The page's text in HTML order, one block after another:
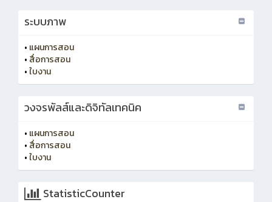
ระบบภาพ
• แผนการสอน
• สื่อการสอน
•ใบงาน
วงจรพัลส์และดิจิทัลเทคนิค
• แผนการสอน
• สื่อการสอน
•ใบงาน
StatisticCounter